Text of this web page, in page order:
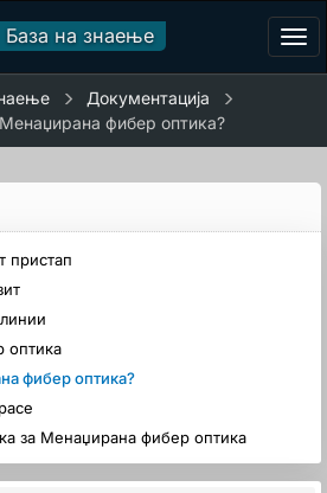
База на знаење
Документација
фибер оптика?
пристап
оптика
фибер оптика?
за Менаџирана фибер оптика